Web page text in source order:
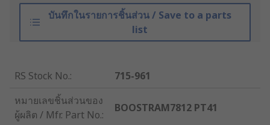
บันทึกในรายการชิ้นส่วน / Save to a parts
list
RS Stock No.:
715-961
หมายเลขชิ้นส่วนของ
ผู้ผลิต / Mfr. Part No.:
BOOSTRAM7812 PT41